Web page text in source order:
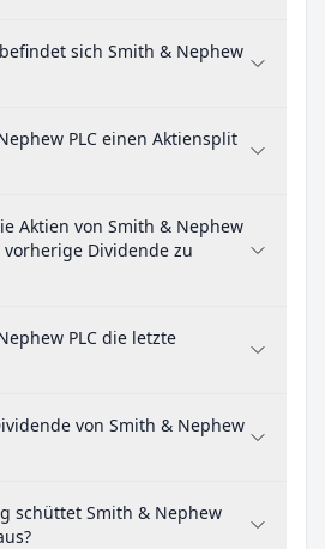
sich Smith & Nephew
PLC einen Aktiensplit
Aktien von Smith & Nephew
vorherige Dividende zu
PLC die letzte
von Smith & Nephew
schüttet Smith & Nephew